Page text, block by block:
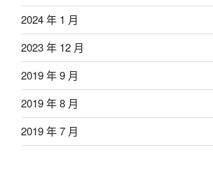
2024 年 1 月
2023 年 12 月
2019 年 9 月
2019 年 8 月
2019 年 7 月